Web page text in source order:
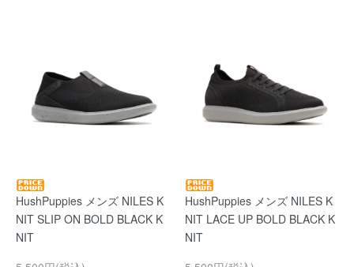
HushPuppies メンズ NILES K
NIT SLIP ON BOLD BLACK K
NIT
HushPuppies メンズ NILES K
NIT LACE UP BOLD BLACK K
NIT